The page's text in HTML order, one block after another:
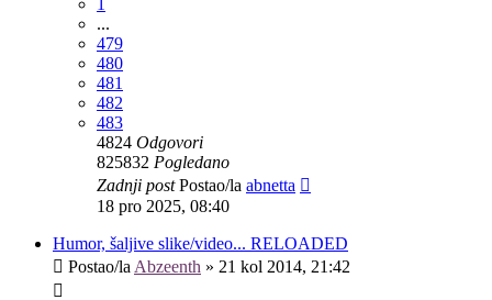
...
479
480
481
482
483
4824 Odgovori
825832 Pogledano
Zadnji postPostao/la abnetta
18 pro 2025, 08:40
Humor, šaljive slike/video... RELOADED
Postao/la Abzeenth » 21 kol 2014, 21:42